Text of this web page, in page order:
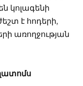
կոլագենի
է հոդերի,
առողջության